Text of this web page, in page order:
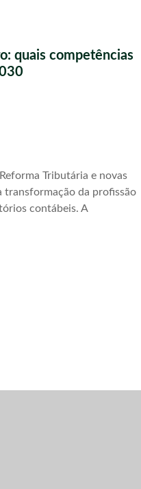
quais competências
Tributária e novas
transformação da profissão
contábeis. A